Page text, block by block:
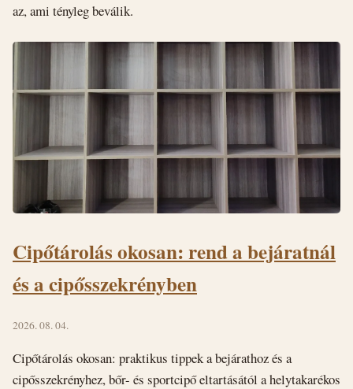
az, ami tényleg beválik.
Cipőtárolás okosan: rend a bejáratnál
és a cipősszekrényben
2026. 08. 04.
Cipőtárolás okosan: praktikus tippek a bejárathoz és a
cipősszekrényhez, bőr- és sportcipő eltartásától a helytakarékos